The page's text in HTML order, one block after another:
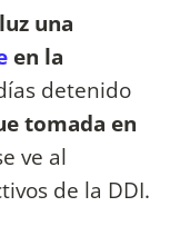
una
en la
detenido
tomada en
ve al
de la DDI.